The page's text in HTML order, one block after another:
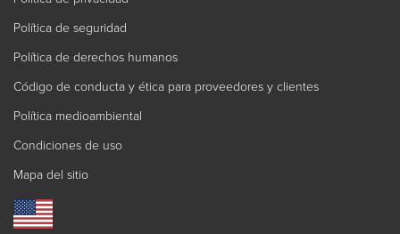
Política de seguridad
Política de derechos humanos
Código de conducta y ética para proveedores y clientes
Política medioambiental
Condiciones de uso
Mapa del sitio